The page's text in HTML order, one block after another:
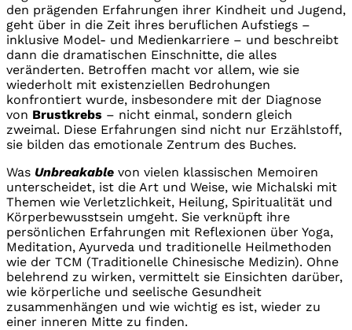
den prägenden Erfahrungen ihrer Kindheit und Jugend,
geht über in die Zeit ihres beruflichen Aufstiegs –
inklusive Model- und Medienkarriere – und beschreibt
dann die dramatischen Einschnitte, die alles
veränderten. Betroffen macht vor allem, wie sie
wiederholt mit existenziellen Bedrohungen
konfrontiert wurde, insbesondere mit der Diagnose
von Brustkrebs – nicht einmal, sondern gleich
zweimal. Diese Erfahrungen sind nicht nur Erzählstoff,
sie bilden das emotionale Zentrum des Buches.
Was Unbreakable von vielen klassischen Memoiren
unterscheidet, ist die Art und Weise, wie Michalski mit
Themen wie Verletzlichkeit, Heilung, Spiritualität und
Körperbewusstsein umgeht. Sie verknüpft ihre
persönlichen Erfahrungen mit Reflexionen über Yoga,
Meditation, Ayurveda und traditionelle Heilmethoden
wie der TCM (Traditionelle Chinesische Medizin). Ohne
belehrend zu wirken, vermittelt sie Einsichten darüber,
wie körperliche und seelische Gesundheit
zusammenhängen und wie wichtig es ist, wieder zu
einer inneren Mitte zu finden.